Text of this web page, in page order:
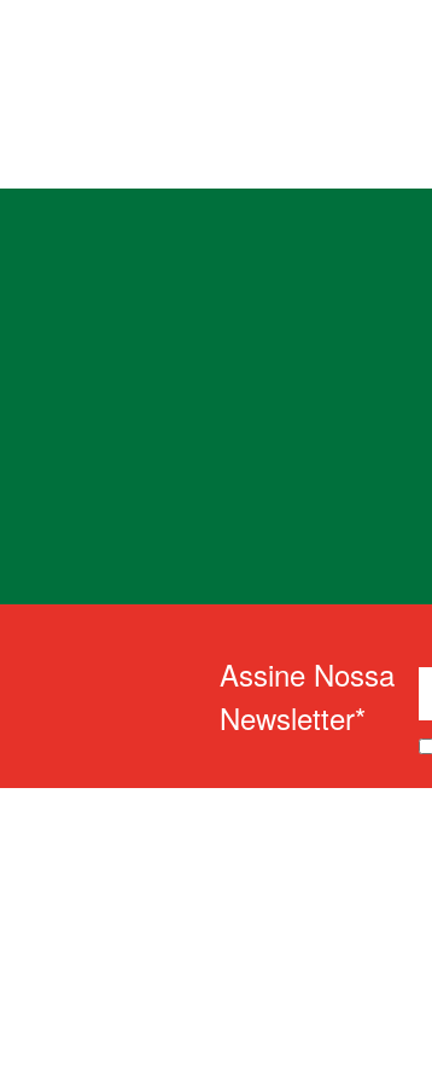
Assine Nossa
Newsletter*